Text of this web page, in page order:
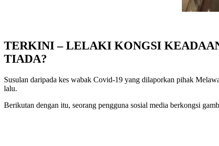
TERKINI – LELAKI KONGSI
TIADA?
Susulan daripada kes wabak Covid-19 yang dilaporkan pihak
lalu.
Berikutan dengan itu, seorang pengguna sosial media berkongsi